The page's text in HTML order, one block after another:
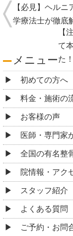
【必見】ヘル
学療法士が徹底
【
て
た！
メニュー
初めての方へ
料金・施術の
お客様の声
医師・専門家
全国の有名整
院情報・アク
スタッフ紹介
よくある質問
ご予約・お問